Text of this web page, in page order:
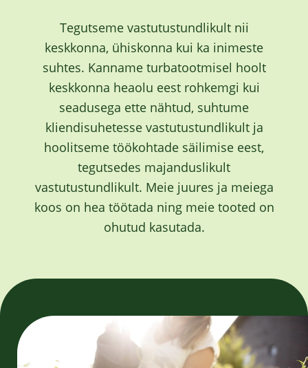
Tegutseme vastutustundlikult nii
keskkonna, ühiskonna kui ka inimeste
suhtes. Kanname turbatootmisel hoolt
keskkonna heaolu eest rohkemgi kui
seadusega ette nähtud, suhtume
kliendisuhetesse vastutustundlikult ja
hoolitseme töökohtade säilimise eest,
tegutsedes majanduslikult
vastutustundlikult. Meie juures ja meiega
koos on hea töötada ning meie tooted on
ohutud kasutada.